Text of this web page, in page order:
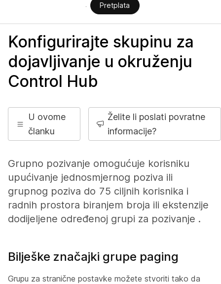
Pretplata
Konfigurirajte skupinu za
dojavljivanje u okruženju
Control Hub
U ovome
članku
Želite li poslati povratne
informacije?
Grupno pozivanje omogućuje korisniku
upućivanje jednosmjernog poziva ili
grupnog poziva do 75 ciljnih korisnika i
radnih prostora biranjem broja ili ekstenzije
dodijeljene određenoj grupi za pozivanje .
Bilješke značajki grupe paging
Grupu za stranične postavke možete stvoriti tako da